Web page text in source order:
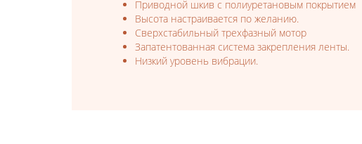
Приводной шкив с полиуретановым покрытием
Высота настраивается по желанию.
Сверхстабильный трехфазный мотор
Запатентованная система закрепления ленты.
Низкий уровень вибрации.